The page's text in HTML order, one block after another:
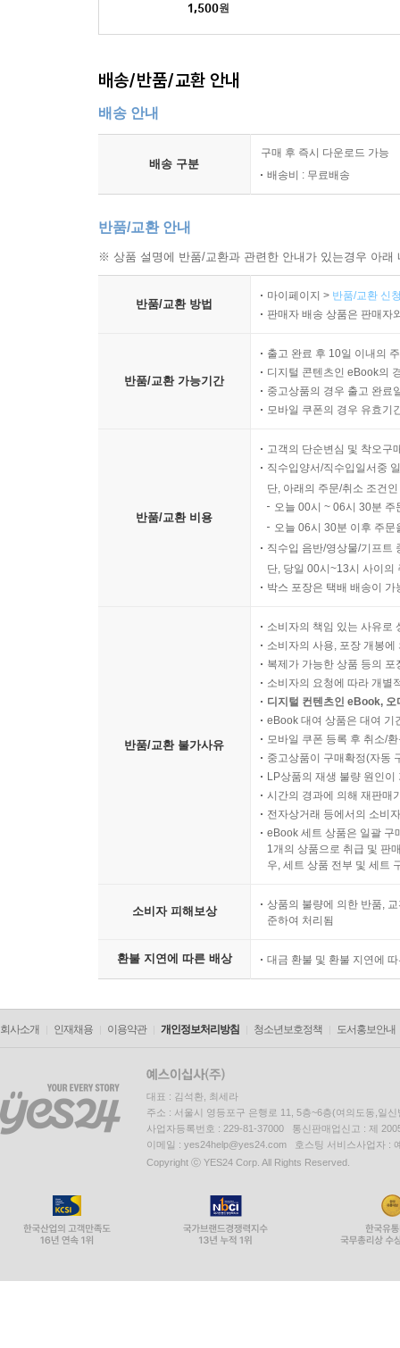
1,500원
배송/반품/교환 안내
배송 안내
배송 구분
구매 후 즉시 다운로드 가능
배송비 : 무료배송
반품/교환 안내
※ 상품 설명에 반품/교환과 관련한 안내가 있는경우 아
반품/교환 방법
마이페이지 > 반품/교환 신
판매자 배송 상품은 판매자
반품/교환 가능기간
출고 완료 후 10일 이내의
디지털 콘텐츠인 eBook의
중고상품의 경우 출고 완료
모바일 쿠폰의 경우 유효기
반품/교환 비용
고객의 단순변심 및 착오구
직수입양서/직수입일서중
단, 아래의 주문/취소 조건
오늘 00시 ~ 06시 30분
오늘 06시 30분 이후 주
직수입 음반/영상물/기프트
단, 당일 00시~13시 사이의
박스 포장은 택배 배송이
반품/교환 불가사유
소비자의 책임 있는 사유로
소비자의 사용, 포장 개봉
복제가 가능한 상품 등의
소비자의 요청에 따라 개별
디지털 컨텐츠인 eBook,
eBook 대여 상품은 대여 기
모바일 쿠폰 등록 후 취소/
중고상품이 구매확정(자동
LP상품의 재생 불량 원인
시간의 경과에 의해 재판매
전자상거래 등에서의 소비
eBook 세트 상품은 일괄 구
1개의 상품으로 취급 및 판
우, 세트 상품 전부 및 세트
소비자 피해보상
상품의 불량에 의한 반품,
준하여 처리됨
환불 지연에 따른 배상 대금 환불 및 환불 지연에
회사소개 인재채용 이용약관 개인정보처리방침 청소년보호정책 도서홍보안내
대표 : 김석환, 최세라
주소 : 서울시 영등포구 은행로 11, 5층~6층(여의도동,일신
사업자등록번호 : 229-81-37000 통신판매업신고 : 제
이메일 : yes24help@yes24.com 호스팅 서비스사업자 :
Copyright ⓒ YES24 Corp. All Rights Reserved.